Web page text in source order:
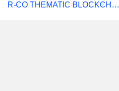
R-CO THEMATIC BLOCKCHAIN GLOBAL EQ P EUR